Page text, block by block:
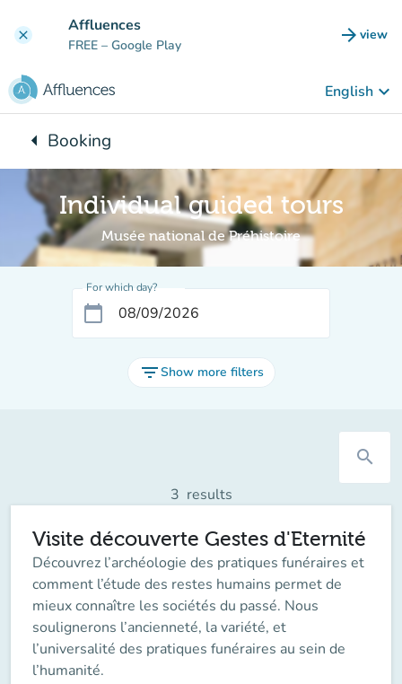
clear Affluences
FREE – Google Play arrow_forward view
(new
English keyboard_arrow_down
arrow_leftBack to:
Booking
Individual guided tours
Musée national de Préhistoire
For which day?
calendar_today
filter_listShow more filters
search
3 results
Visite découverte Gestes d'Eternité
Découvrez l’archéologie des pratiques funéraires et
comment l’étude des restes humains permet de
mieux connaître les sociétés du passé. Nous
soulignerons l’ancienneté, la variété, et
l’universalité des pratiques funéraires au sein de
l’humanité.